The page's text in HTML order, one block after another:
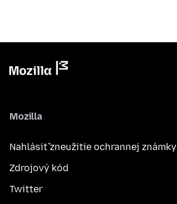
Mozilla
Nahlásiť zneužitie ochrannej známky
Zdrojový kód
Twitter